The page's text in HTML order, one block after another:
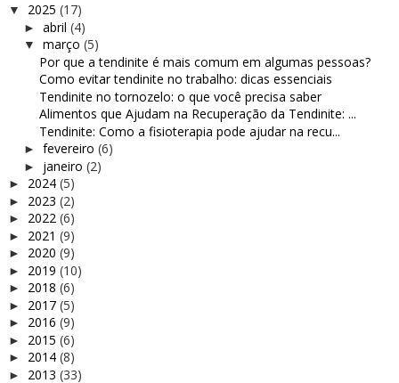
▼ 2025 (17)
► abril (4)
▼ março (5)
Por que a tendinite é mais comum em algumas pessoas?
Como evitar tendinite no trabalho: dicas essenciais
Tendinite no tornozelo: o que você precisa saber
Alimentos que Ajudam na Recuperação da Tendinite: ...
Tendinite: Como a fisioterapia pode ajudar na recu...
► fevereiro (6)
► janeiro (2)
► 2024 (5)
► 2023 (2)
► 2022 (6)
► 2021 (9)
► 2020 (9)
► 2019 (10)
► 2018 (6)
► 2017 (5)
► 2016 (9)
► 2015 (6)
► 2014 (8)
► 2013 (33)